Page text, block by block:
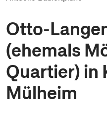
Otto-
(ehemals
Quartier) in
Mülheim